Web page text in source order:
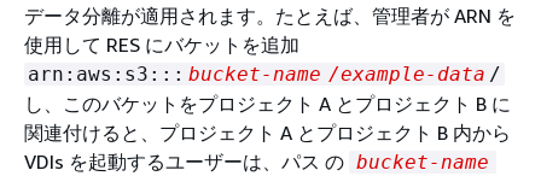
データ分離が適用されます。たとえば、管理者が ARN を
使用して RES にバケットを追加
arn:aws:s3::: bucket-name /example-data /
し、このバケットをプロジェクト A とプロジェクト B に
関連付けると、プロジェクト A とプロジェクト B 内から
VDIs を起動するユーザーは、パス の bucket-name